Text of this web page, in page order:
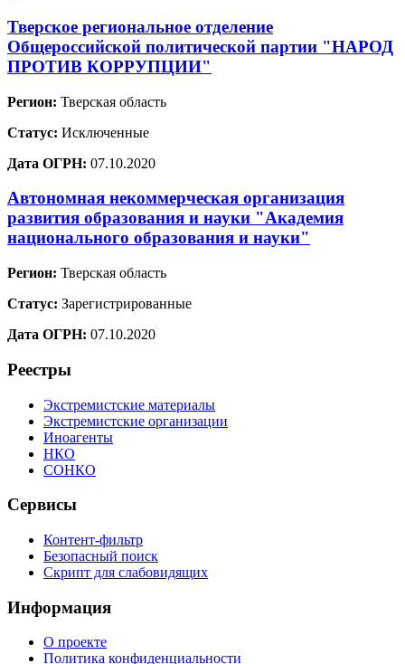
Тверское региональное отделение
Общероссийской политической партии "НАРОД
ПРОТИВ КОРРУПЦИИ"
Регион: Тверская область
Статус: Исключенные
Дата ОГРН: 07.10.2020
Автономная некоммерческая организация
развития образования и науки "Академия
национального образования и науки"
Регион: Тверская область
Статус: Зарегистрированные
Дата ОГРН: 07.10.2020
Реестры
Экстремистские материалы
Экстремистские организации
Иноагенты
НКО
СОНКО
Сервисы
Контент-фильтр
Безопасный поиск
Скрипт для слабовидящих
Информация
О проекте
Политика конфиденциальности